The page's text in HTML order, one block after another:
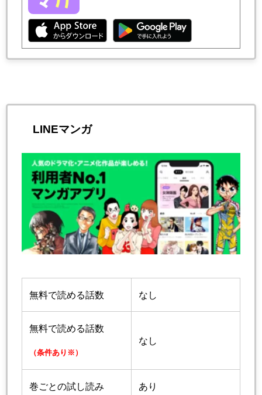
LINEマンガ
無料で読める話数 なし
無料で読める話数
（条件あり※）
なし
巻ごとの試し読み あり